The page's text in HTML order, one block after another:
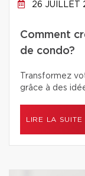
26 JUILLET
Comment
de condo?
Transformez
grâce à des
LIRE LA SUITE